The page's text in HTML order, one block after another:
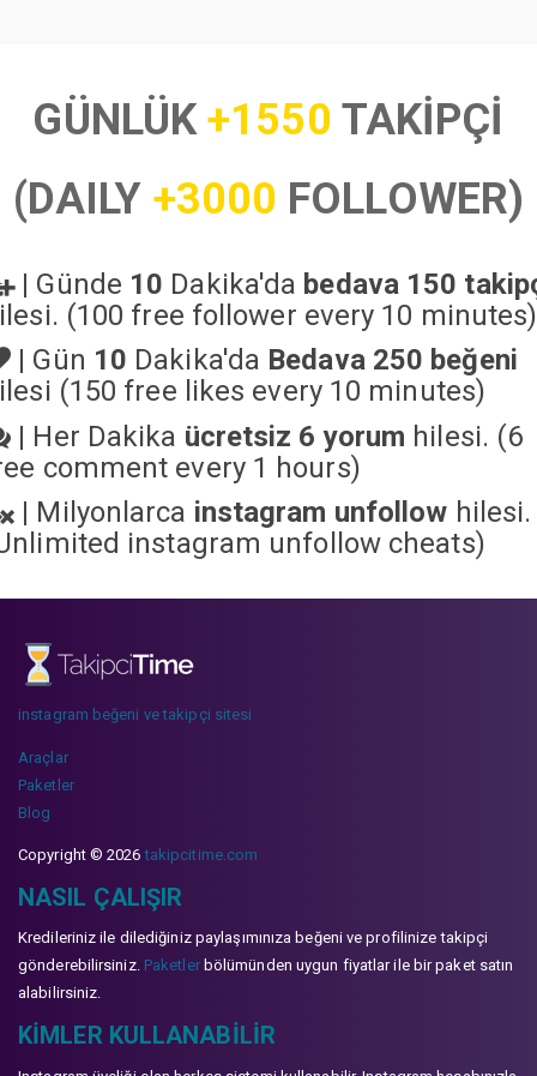
GÜNLÜK+1550 TAKİPÇİ
(DAILY +3000 FOLLOWER)
| Günde 10 Dakika'da bedava 150
(100 free follower every 10 minutes)
| Gün 10 Dakika'da Bedava 250 beğeni
(150 free likes every 10 minutes)
| Her Dakika ücretsiz 6 yorum hilesi. (6
comment every 1 hours)
| Milyonlarca instagram unfollow hilesi.
instagram unfollow cheats)
instagram beğeni ve takipçi sitesi
Araçlar
Paketler
Blog
Copyright © 2026takipcitime.com
NASIL ÇALIŞIR
Kredileriniz ile dilediğiniz paylaşımınıza beğeni ve profilinize takipçi
gönderebilirsiniz. Paketlerbölümünden uygun fiyatlar ile bir paket satın
alabilirsiniz.
KIMLER KULLANABILIR